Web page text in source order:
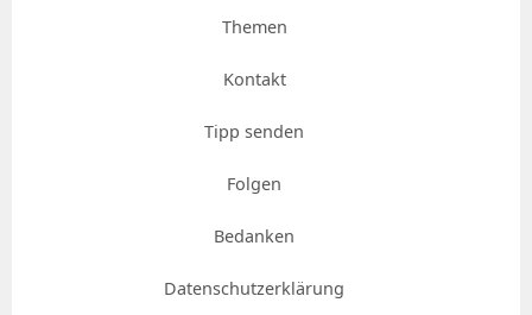
Themen
Kontakt
Tipp senden
Folgen
Bedanken
Datenschutzerklärung